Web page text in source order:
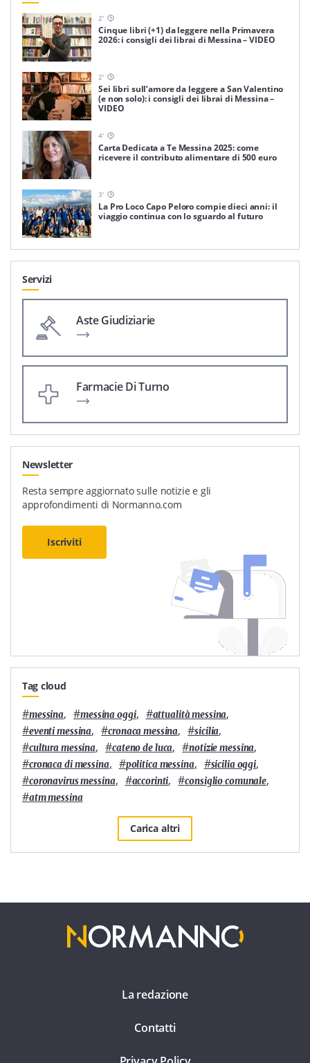
2'
Cinque libri (+1) da leggere nella Primavera
2026: i consigli dei librai di Messina – VIDEO
2'
Sei libri sull’amore da leggere a San Valentino
(e non solo): i consigli dei librai di Messina –
VIDEO
4'
Carta Dedicata a Te Messina 2025: come
ricevere il contributo alimentare di 500 euro
3'
La Pro Loco Capo Peloro compie dieci anni: il
viaggio continua con lo sguardo al futuro
Servizi
Aste Giudiziarie
Farmacie Di Turno
Newsletter
Resta sempre aggiornato sulle notizie e gli
approfondimenti di Normanno.com
Iscriviti
Tag cloud
#messina, #messina oggi, #attualità messina,
#eventi messina, #cronaca messina, #sicilia,
#cultura messina, #cateno de luca, #notizie messina,
#cronaca di messina, #politica messina, #sicilia oggi,
#coronavirus messina, #accorinti, #consiglio comunale,
#atm messina
Carica altri
La redazione
Contatti